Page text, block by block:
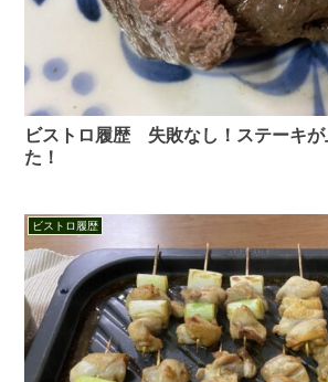
ビストロ履歴 失敗なし！ステーキが
た！
ビストロ履歴